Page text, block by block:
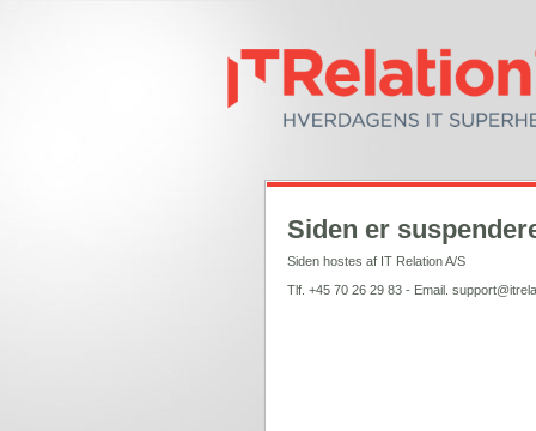
Siden er
Siden hostes af IT Relation A/S
Tlf. +45 70 26 29 83 - Email.